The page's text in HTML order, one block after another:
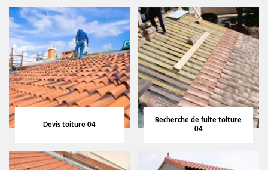
Devis toiture 04
Recherche de fuite toiture
04